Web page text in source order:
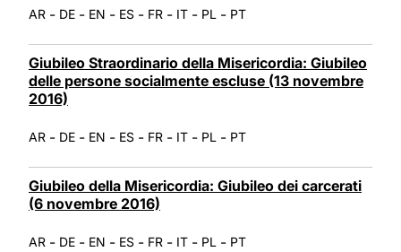
AR - DE - EN - ES - FR - IT - PL - PT
Giubileo Straordinario della Misericordia: Giubileo
delle persone socialmente escluse (13 novembre
2016)
AR - DE - EN - ES - FR - IT - PL - PT
Giubileo della Misericordia: Giubileo dei carcerati
(6 novembre 2016)
AR - DE - EN - ES - FR - IT - PL - PT